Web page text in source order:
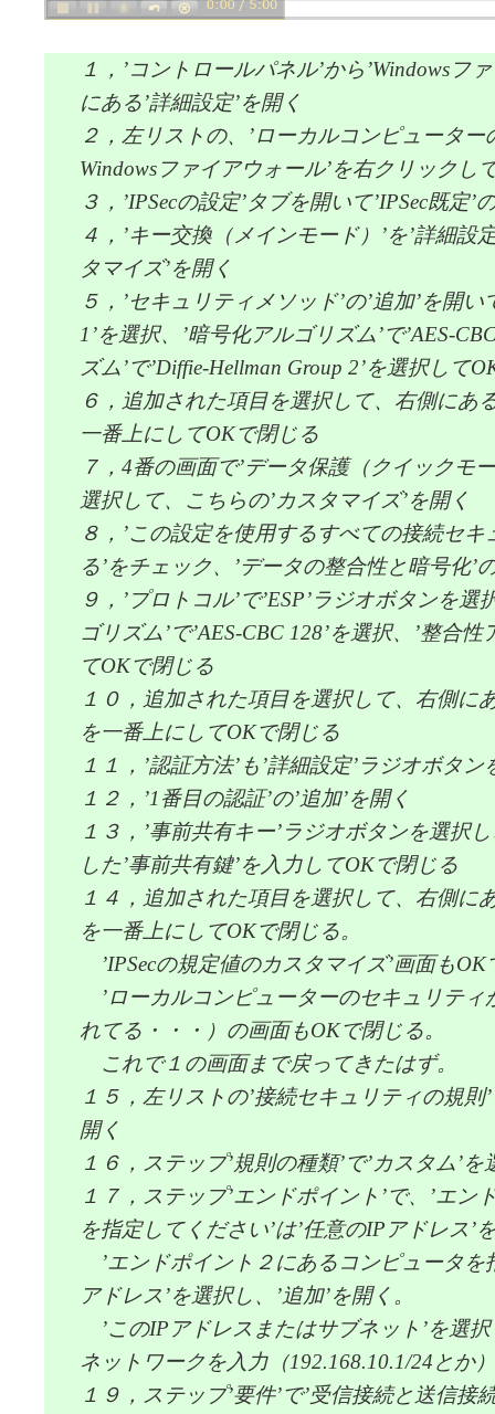
１，’コントロールパネル’から’Windowsフ
にある’詳細設定’を開く
２，左リストの、’ローカルコンピュータ
Windowsファイアウォール’を右クリックし
３，’IPSecの設定’タブを開いて’IPSec既定’
４，’キー交換（メインモード）’を’詳細設
タマイズ’を開く
５，’セキュリティメソッド’の’追加’を開
1’を選択、’暗号化アルゴリズム’で’AES-
ズム’で’Diffie-Hellman Group 2’を選択して
６，追加された項目を選択して、右側にあ
一番上にしてOKで閉じる
７，4番の画面で’データ保護（クイックモ
選択して、こちらの’カスタマイズ’を開く
８，’この設定を使用するすべての接続セ
る’をチェック、’データの整合性と暗号化’
９，’プロトコル’で’ESP’ラジオボタンを
ゴリズム’で’AES-CBC 128’を選択、’整合
てOKで閉じる
１０，追加された項目を選択して、右側に
を一番上にしてOKで閉じる
１１，’認証方法’も’詳細設定’ラジオボタ
１２，’1番目の認証’の’追加’を開く
１３，’事前共有キー’ラジオボタンを選択
した’事前共有鍵’を入力してOKで閉じる
１４，追加された項目を選択して、右側に
を一番上にしてOKで閉じる。
’IPSecの規定値のカスタマイズ’画面もOK
’ローカルコンピューターのセキュリティ
れてる・・・）の画面もOKで閉じる。
これで１の画面まで戻ってきたはず。
１５，左リストの’接続セキュリティの規則
開く
１６，ステップ’規則の種類’で’カスタム’
１７，ステップ’エンドポイント’で、’エ
を指定してください’は’任意のIPアドレス’
’エンドポイント２にあるコンピュータを
アドレス’を選択し、’追加’を開く。
’このIPアドレスまたはサブネット’を選
ネットワークを入力（192.168.10.1/24とか
１９，ステップ’要件’で’受信接続と送信接